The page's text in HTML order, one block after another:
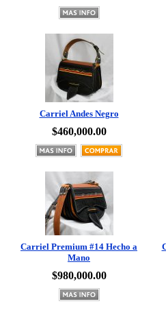
Carriel Andes Negro
$460,000.00
Carriel Premium #14 Hecho a
Mano
$980,000.00